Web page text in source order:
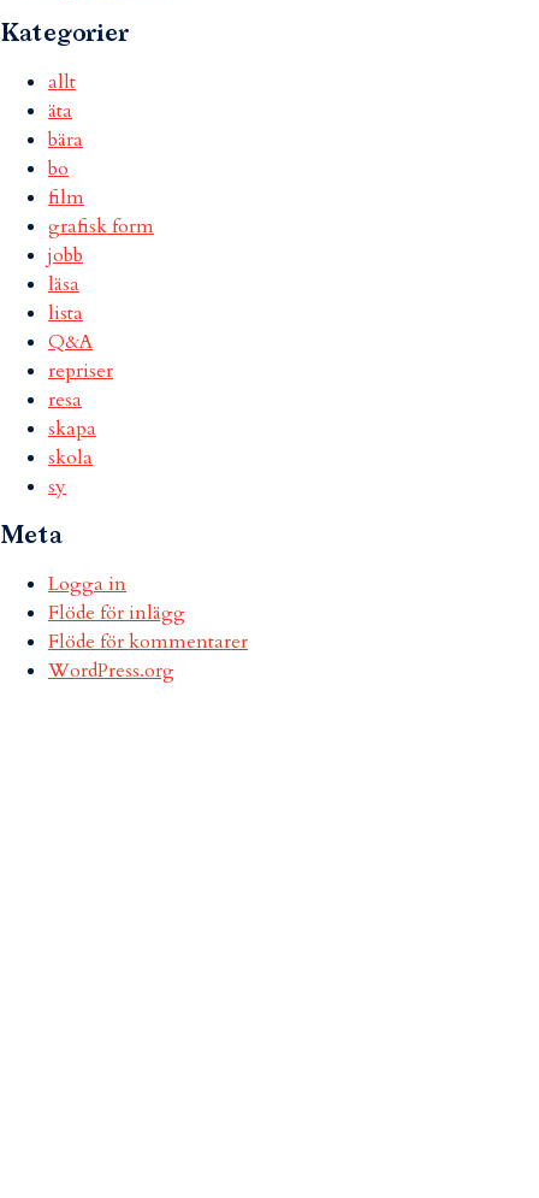
Kategorier
allt
äta
bära
bo
film
grafisk form
jobb
läsa
lista
Q&A
repriser
resa
skapa
skola
sy
Meta
Logga in
Flöde för inlägg
Flöde för kommentarer
WordPress.org